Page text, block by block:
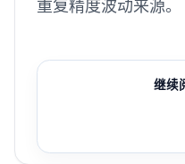
重复精度波动来源。
继续